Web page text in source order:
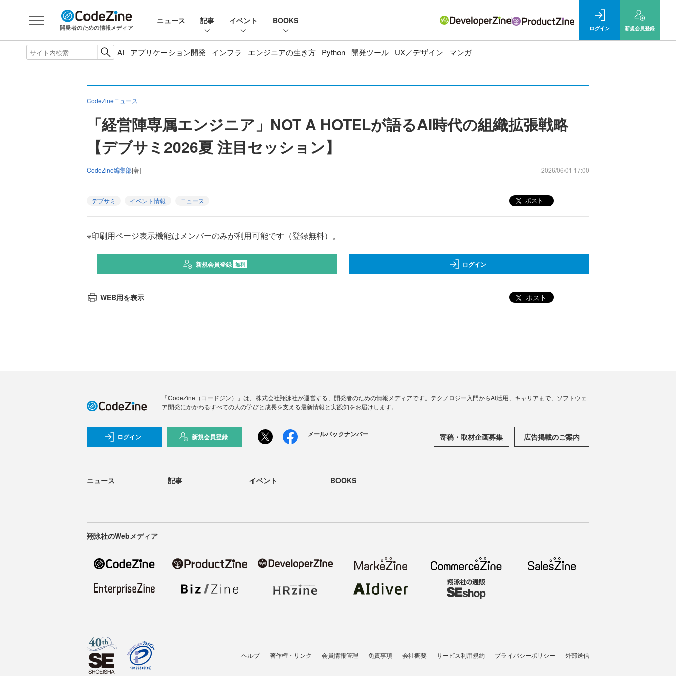
開発者のための情報メディア
ニュース 記事 イベント BOOKS
ログイン 新規会員登録
AI アプリケーション開発 インフラ エンジニアの生き方 Python 開発ツール UX／デザイン マンガ
CodeZineニュース
「経営陣専属エンジニア」NOT A HOTELが語るAI時代の組織拡張戦略
【デブサミ2026夏 注目セッション】
CodeZine編集部[著] 2026/06/01 17:00
デブサミ イベント情報 ニュース ポスト
※印刷用ページ表示機能はメンバーのみが利用可能です（登録無料）。
新規会員登録 無料 ログイン
WEB用を表示 ポスト
「CodeZine（コードジン）」は、株式会社翔泳社が運営する、開発者のための情報メディアです。テクノロジー入門からAI活用、キャリアまで、ソフトウェ
ア開発にかかわるすべての人の学びと成長を支える最新情報と実践知をお届けします。
ログイン 新規会員登録 メールバックナンバー 寄稿・取材企画募集 広告掲載のご案内
ニュース 記事 イベント BOOKS
翔泳社のWebメディア
ヘルプ 著作権・リンク 会員情報管理 免責事項 会社概要 サービス利用規約 プライバシーポリシー 外部送信